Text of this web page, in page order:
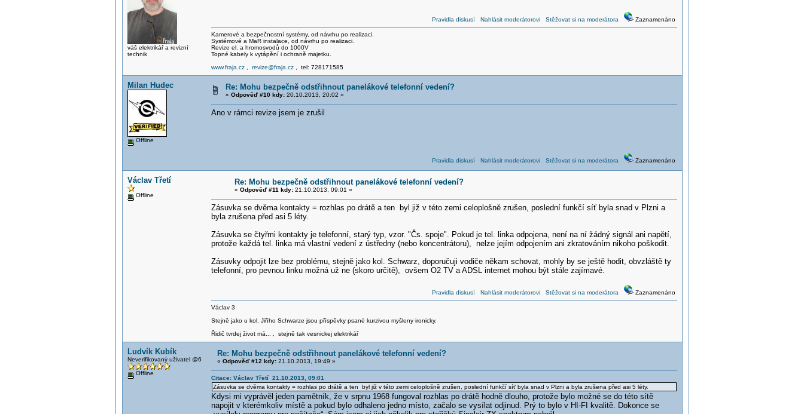
váš elektrikář a revizní
technik
Pravidla diskusí Nahlásit moderátorovi Stěžovat si na moderátora Zaznamenáno
Kamerové a bezpečnostní systémy, od návrhu po realizaci.
Systémové a MaR instalace, od návrhu po realizaci.
Revize el. a hromosvodů do 1000V
Topné kabely k vytápění i ochraně majetku.
www.fraja.cz, revize@fraja.cz, tel: 728171585
Milan Hudec
Offline
Re: Mohu bezpečně odstřihnout panelákové telefonní vedení?
« Odpověď #10 kdy:20.10.2013, 20:02 »
Ano v rámci revize jsem je zrušil
Pravidla diskusí Nahlásit moderátorovi Stěžovat si na moderátora Zaznamenáno
Václav Třetí
Offline
Re: Mohu bezpečně odstřihnout panelákové telefonní vedení?
« Odpověď #11 kdy:21.10.2013, 09:01 »
Zásuvka se dvěma kontakty = rozhlas po drátě a ten byl již v této zemi celoplošně zrušen, poslední funkčí síť byla snad v Plzni a
byla zrušena před asi 5 léty.
Zásuvka se čtyřmi kontakty je telefonní, starý typ, vzor. "Čs. spoje". Pokud je tel. linka odpojena, není na ní žádný signál ani napětí,
protože každá tel. linka má vlastní vedení z ústředny (nebo koncentrátoru), nelze jejím odpojením ani zkratováním nikoho poškodit.
Zásuvky odpojit lze bez problému, stejně jako kol. Schwarz, doporučuji vodiče někam schovat, mohly by se ještě hodit, obvzláště ty
telefonní, pro pevnou linku možná už ne (skoro určitě), ovšem O2 TV a ADSL internet mohou být stále zajímavé.
Pravidla diskusí Nahlásit moderátorovi Stěžovat si na moderátora Zaznamenáno
Václav 3
Stejně jako u kol. Jiřího Schwarze jsou příspěvky psané kurzivou myšleny ironicky.
Řidič tvrdej život má... , stejně tak vesnickej elektrikář
Ludvík Kubík
Neverifikovaný uživatel @6
Offline
Re: Mohu bezpečně odstřihnout panelákové telefonní vedení?
« Odpověď #12 kdy:21.10.2013, 19:49 »
Citace: Václav Třetí 21.10.2013, 09:01
Zásuvka se dvěma kontakty = rozhlas po drátě a ten byl již v této zemi celoplošně zrušen, poslední funkčí síť byla snad v Plzni a byla zrušena před asi 5 léty.
Kdysi mi vyprávěl jeden pamětník, že v srpnu 1968 fungoval rozhlas po drátě hodně dlouho, protože bylo možné se do této sítě
napojit v kterémkoliv místě a pokud bylo odhaleno jedno místo, začalo se vysílat odjinud. Prý to bylo v HI-FI kvalitě. Dokonce se